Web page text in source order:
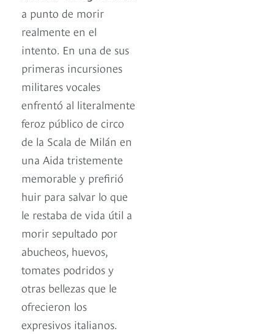
a punto de morir
realmente en el
intento. En una de sus
primeras incursiones
militares vocales
enfrentó al literalmente
feroz público de circo
de la Scala de Milán en
una Aida tristemente
memorable y prefirió
huir para salvar lo que
le restaba de vida útil a
morir sepultado por
abucheos, huevos,
tomates podridos y
otras bellezas que le
ofrecieron los
expresivos italianos.